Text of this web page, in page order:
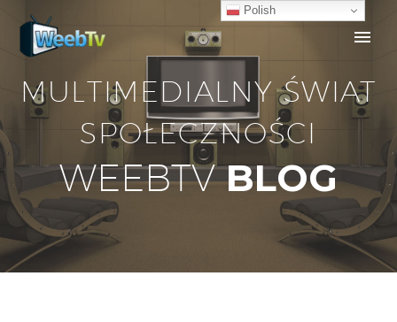
MULTIMEDIALNY ŚWIAT
SPOŁECZNOŚCI
WEEBTVBLOG
Polish